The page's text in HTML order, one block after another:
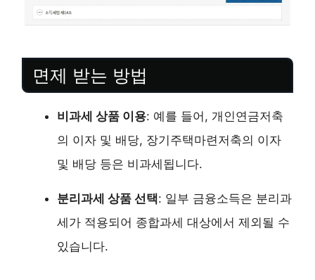
면제 받는 방법
비과세 상품 이용: 예를 들어, 개인연금저축
의 이자 및 배당, 장기주택마련저축의 이자
및 배당 등은 비과세됩니다.
분리과세 상품 선택: 일부 금융소득은 분리과
세가 적용되어 종합과세 대상에서 제외될 수
있습니다.